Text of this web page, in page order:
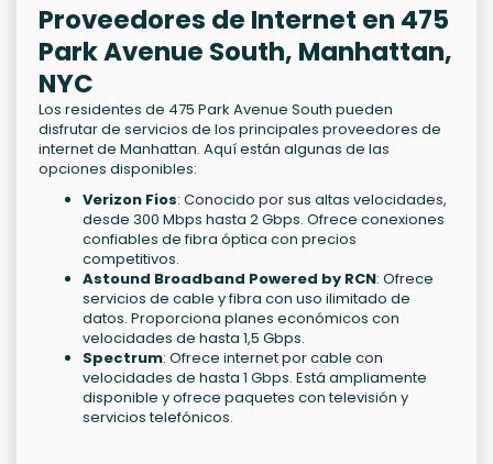
Proveedores de Internet en 475
Park Avenue South, Manhattan,
NYC
Los residentes de 475 Park Avenue South pueden
disfrutar de servicios de los principales proveedores de
internet de Manhattan. Aquí están algunas de las
opciones disponibles:
Verizon Fios: Conocido por sus altas velocidades,
desde 300 Mbps hasta 2 Gbps. Ofrece conexiones
confiables de fibra óptica con precios
competitivos.
Astound Broadband Powered by RCN: Ofrece
servicios de cable y fibra con uso ilimitado de
datos. Proporciona planes económicos con
velocidades de hasta 1,5 Gbps.
Spectrum: Ofrece internet por cable con
velocidades de hasta 1 Gbps. Está ampliamente
disponible y ofrece paquetes con televisión y
servicios telefónicos.